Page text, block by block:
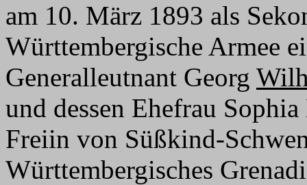
am 10. März 1893 als
Württembergische Armee
Generalleutnant Georg
und dessen Ehefrau
Freiin von Süßkind-
Württembergisches